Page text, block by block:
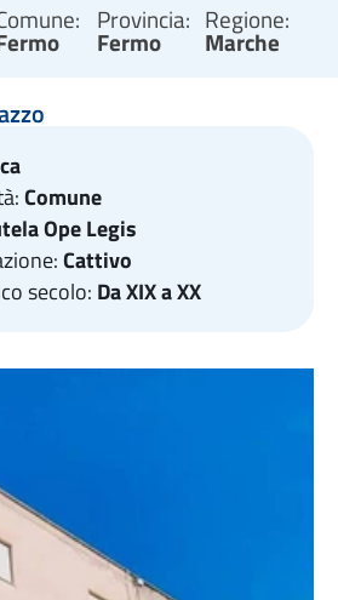
Provincia:
Fermo
Regione:
Marche
Comune
Ope Legis
Cattivo
secolo: Da XIX a XX